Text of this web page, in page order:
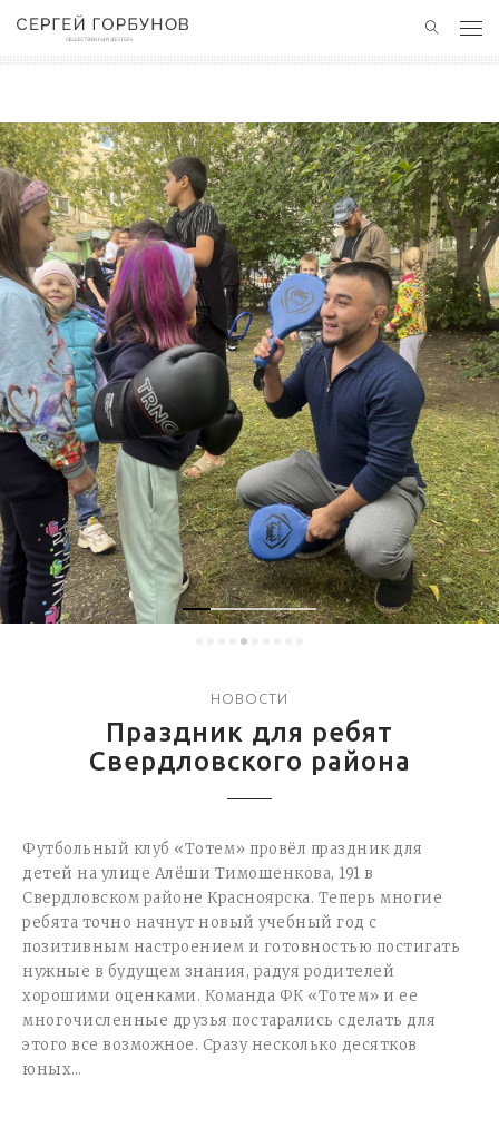
НОВОСТИ
ПОЛЕЗНЫЙ ОПЫТ
КОНТАКТЫ
БЛАГОТВОРИТЕЛЬНОСТЬ
НОВОСТИ
Праздник для ребят
Свердловского района
Футбольный клуб «Тотем» провёл праздник для
детей на улице Алёши Тимошенкова, 191 в
Свердловском районе Красноярска. Теперь многие
ребята точно начнут новый учебный год с
позитивным настроением и готовностью постигать
нужные в будущем знания, радуя родителей
хорошими оценками. Команда ФК «Тотем» и ее
многочисленные друзья постарались сделать для
этого все возможное. Сразу несколько десятков
юных…